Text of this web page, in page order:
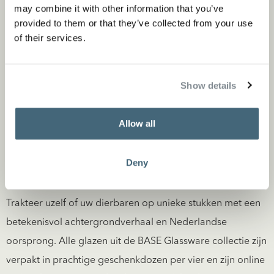
may combine it with other information that you’ve
provided to them or that they’ve collected from your use
of their services.
Show details
Allow all
Deny
strakke, ronde vormen en gladde afwerking stralen de
BASE champagneglazen elegantie uit en bieden ze een
komende feestdagen. Perfect voor champagne, of
zelfs een espresso martini. Wat dacht u van een
Trakteer uzelf of uw dierbaren op unieke stukken met een
betekenisvol achtergrondverhaal en Nederlandse
oorsprong. Alle glazen uit de BASE Glassware collectie zijn
verpakt in prachtige geschenkdozen per vier en zijn online